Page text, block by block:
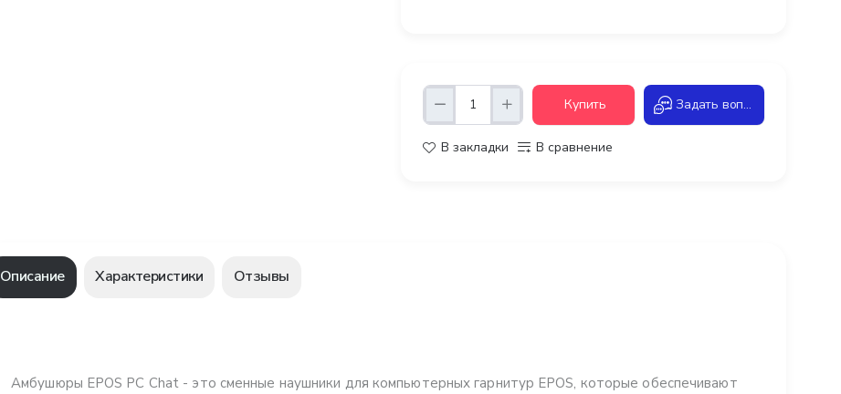
Купить Задать вопрос
В закладки В сравнение
Описание Характеристики Отзывы
Амбушюры EPOS PC Chat - это сменные наушники для компьютерных гарнитур EPOS, которые обеспечивают